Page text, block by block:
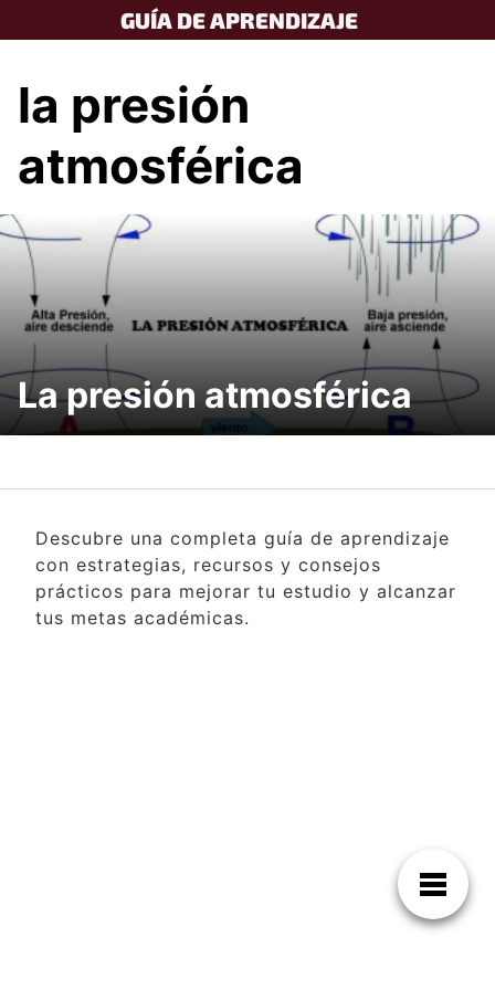
to
GUÍA DE APRENDIZAJE
la presión
atmosférica
La presión atmosférica
Descubre una completa guía de aprendizaje
con estrategias, recursos y consejos
prácticos para mejorar tu estudio y alcanzar
tus metas académicas.